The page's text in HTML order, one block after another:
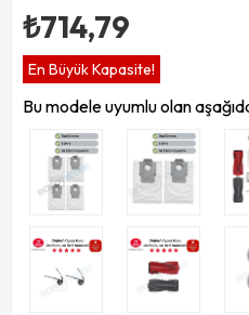
₺714,79
En Büyük Kapasite!
Bu modele uyumlu olan